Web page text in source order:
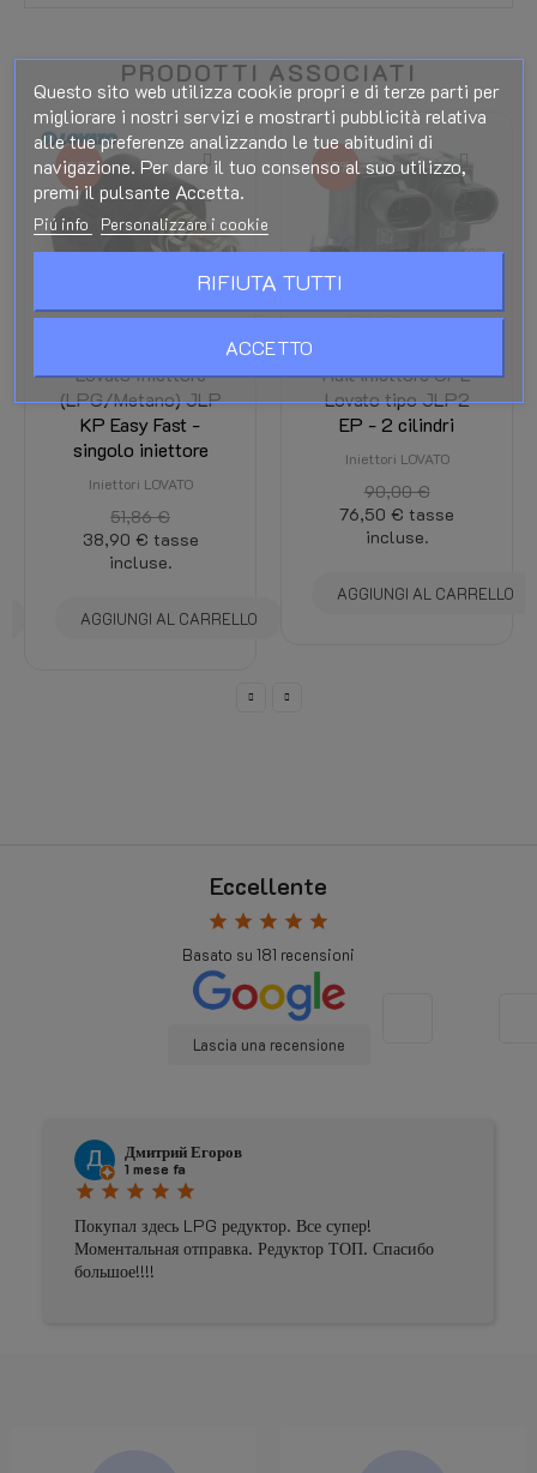
PRODOTTI ASSOCIATI
-25%
Lovato Iniettore
(LPG/Metano) JLP
KP Easy Fast -
singolo iniettore
Iniettori LOVATO
51,86 €
38,90 € tasse
incluse.
AGGIUNGI AL CARRELLO
-15%
Rail iniettore GPL
Lovato tipo JLP2
EP - 2 cilindri
Iniettori LOVATO
90,00 €
76,50 € tasse
incluse.
AGGIUNGI AL CARRELLO
Eccellente
star star star star star
Basato su 181 recensioni
Lascia una recensione
Дмитрий Егоров
1 mese fa
star star star star star
Покупал здесь LPG редуктор. Все супер!
Моментальная отправка. Редуктор ТОП. Спасибо
большое!!!!
Questo sito web utilizza cookie propri e di terze parti per
migliorare i nostri servizi e mostrarti pubblicità relativa
alle tue preferenze analizzando le tue abitudini di
navigazione. Per dare il tuo consenso al suo utilizzo,
premi il pulsante Accetta.
Piú info Personalizzare i cookie
RIFIUTA TUTTI
ACCETTO